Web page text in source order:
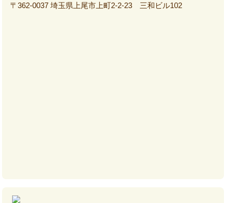
〒362-0037 埼玉県上尾市上町2-2-23 三和ビル102